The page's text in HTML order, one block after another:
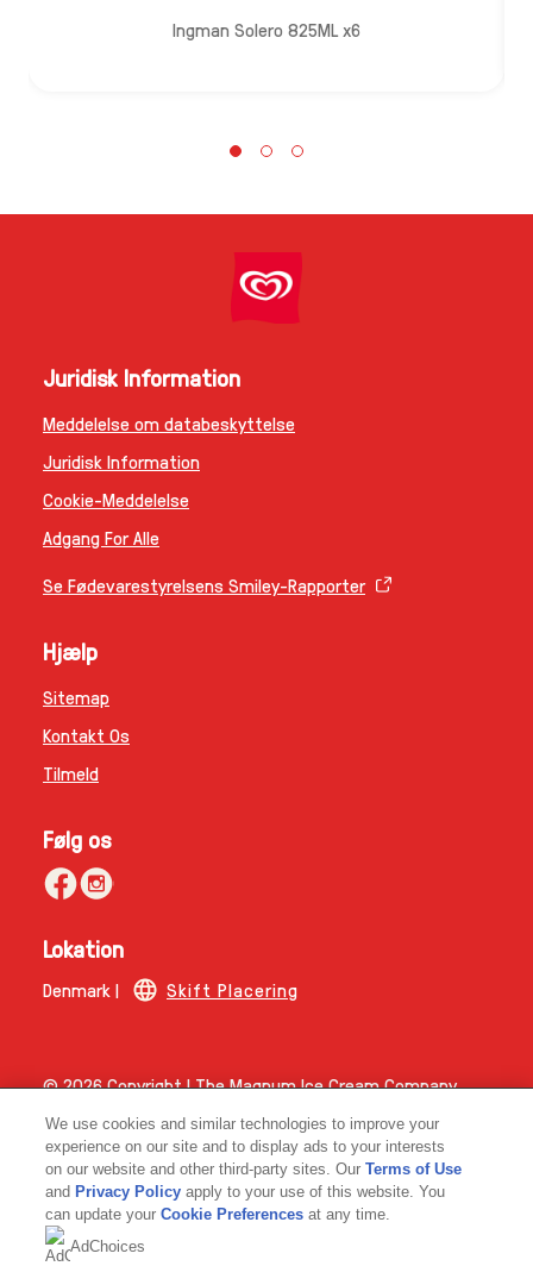
Ingman Solero 825ML x6
Juridisk Information
Meddelelse om databeskyttelse
Juridisk Information
Cookie-Meddelelse
Adgang For Alle
Se Fødevarestyrelsens Smiley-Rapporter
Hjælp
Sitemap
Kontakt Os
Tilmeld
Følg os
Lokation
Denmark | Skift Placering
© 2026 Copyright | The Magnum Ice Cream Company.
Magnum ICC Denmark A/S CVR-nummer 45347648
We use cookies and similar technologies to improve your
experience on our site and to display ads to your interests
on our website and other third-party sites. OurTerms of Use
and Privacy Policy apply to your use of this website. You
can update yourCookie Preferences at any time.
AdChoices